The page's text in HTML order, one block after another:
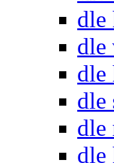
dle
dle
dle
dle
dle
dle